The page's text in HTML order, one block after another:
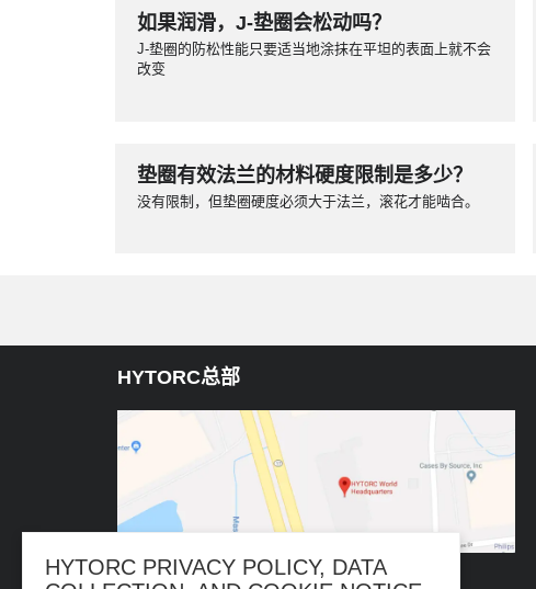
HYTORC PRIVACY POLICY, DATA
如果润滑，J-垫圈会松动吗？
J-垫圈的防松性能只要适当地涂抹在平坦的表面上就不会
改变
垫圈有效法兰的材料硬度限制是多少？
没有限制，但垫圈硬度必须大于法兰，滚花才能啮合。
HYTORC总部